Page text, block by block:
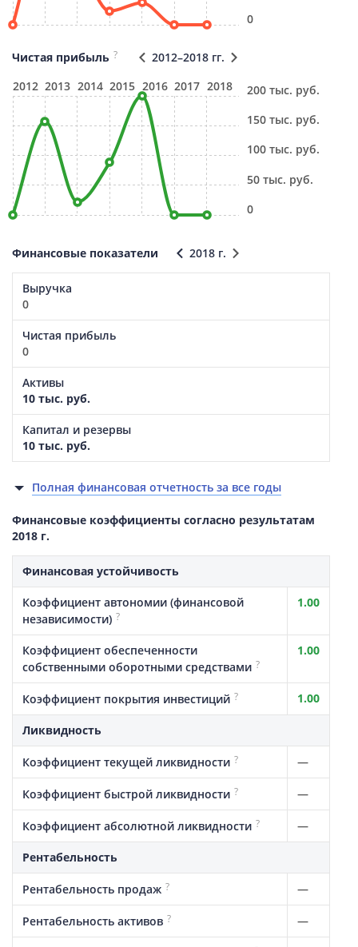
0
Чистая прибыль ?
2012–2018 гг.
2012 2013 2014 2015 2016 2017 2018
0
50 тыс. руб.
100 тыс. руб.
150 тыс. руб.
200 тыс. руб.
Финансовые показатели 2018 г.
Выручка
0
Чистая прибыль
0
Активы
10 тыс. руб.
Капитал и резервы
10 тыс. руб.
Полная финансовая отчетность за все годы
Финансовые коэффициенты согласно результатам
2018 г.
Финансовая устойчивость
Коэффициент автономии (финансовой
независимости) ?
1.00
Коэффициент обеспеченности
собственными оборотными средствами ?
1.00
Коэффициент покрытия инвестиций ? 1.00
Ликвидность
Коэффициент текущей ликвидности ? —
Коэффициент быстрой ликвидности ? —
Коэффициент абсолютной ликвидности ? —
Рентабельность
Рентабельность продаж ? —
Рентабельность активов ? —